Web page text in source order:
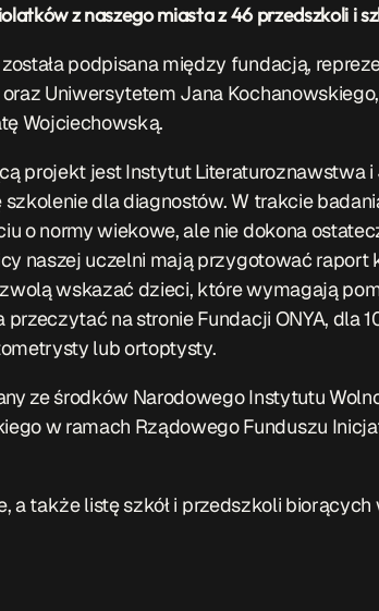
z naszego miasta z 46 przedszkoli i
podpisana między fundacją,
Uniwersytetem Jana
Wojciechowską.
projekt jest Instytut Literaturoznawstwa
szkolenie dla diagnostów. W trakcie
o normy wiekowe, ale nie dokona
naszej uczelni mają przygotować raport
wskazać dzieci, które wymagają
na stronie Fundacji ONYA, dla
lub ortoptysty.
ze środków Narodowego Instytutu
w ramach Rządowego Funduszu
a także listę szkół i przedszkoli biorących